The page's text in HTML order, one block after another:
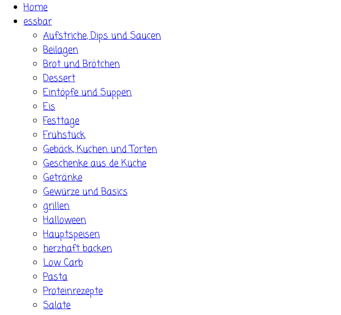
Home
essbar
Aufstriche, Dips und Saucen
Beilagen
Brot und Brötchen
Dessert
Eintöpfe und Suppen
Eis
Festtage
Frühstück
Gebäck, Kuchen und Torten
Geschenke aus de Küche
Getränke
Gewürze und Basics
grillen
Halloween
Hauptspeisen
herzhaft backen
Low Carb
Pasta
Proteinrezepte
Salate